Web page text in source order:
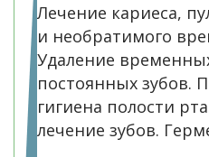
Лечение кариеса,
и необратимого
Удаление
постоянных зубов.
гигиена полости
лечение зубов.